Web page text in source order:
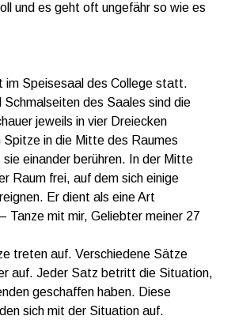
und es geht oft ungefähr so wie es
im Speisesaal des College statt.
Schmalseiten des Saales sind die
jeweils in vier Dreiecken
in die Mitte des Raumes
einander berühren. In der Mitte
Raum frei, auf dem sich einige
Er dient als eine Art
Tanze mit mir, Geliebter meiner 27
treten auf. Verschiedene Sätze
auf. Jeder Satz betritt die Situation,
geschaffen haben. Diese
sich mit der Situation auf.